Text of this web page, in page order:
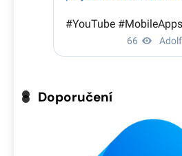
Doporučení